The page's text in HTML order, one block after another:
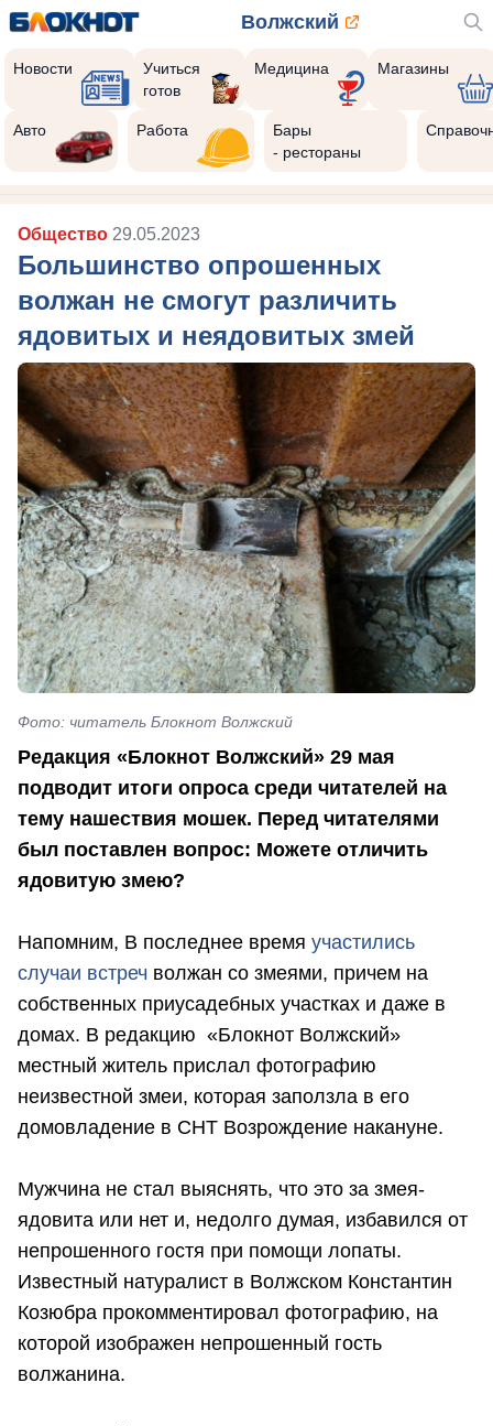
Волжский
Новости
Учиться
готов
Медицина Магазины
Авто Работа
Бары
- рестораны
Общество 29.05.2023
Большинство опрошенных
волжан не смогут различить
ядовитых и неядовитых змей
Фото: читатель Блокнот Волжский
Редакция «Блокнот Волжский» 29 мая
подводит итоги опроса среди читателей на
тему нашествия мошек. Перед читателями
был поставлен вопрос: Можете отличить
ядовитую змею?
Напомним, В последнее время участились
случаи встреч волжан со змеями, причем на
собственных приусадебных участках и даже в
домах. В редакцию «Блокнот Волжский»
местный житель прислал фотографию
неизвестной змеи, которая заползла в его
домовладение в СНТ Возрождение накануне.
Мужчина не стал выяснять, что это за змея-
ядовита или нет и, недолго думая, избавился от
непрошенного гостя при помощи лопаты.
Известный натуралист в Волжском Константин
Козюбра прокомментировал фотографию, на
которой изображен непрошенный гость
волжанина.